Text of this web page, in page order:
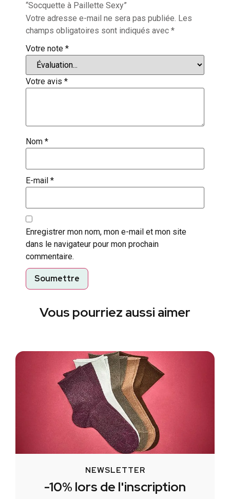
“Socquette à Paillette Sexy”
Votre adresse e-mail ne sera pas publiée. Les
champs obligatoires sont indiqués avec *
Votre note *
Votre avis *
Nom *
E-mail *
Enregistrer mon nom, mon e-mail et mon site
dans le navigateur pour mon prochain
commentaire.
Vous pourriez aussi aimer
NEWSLETTER
-10% lors de l'inscription